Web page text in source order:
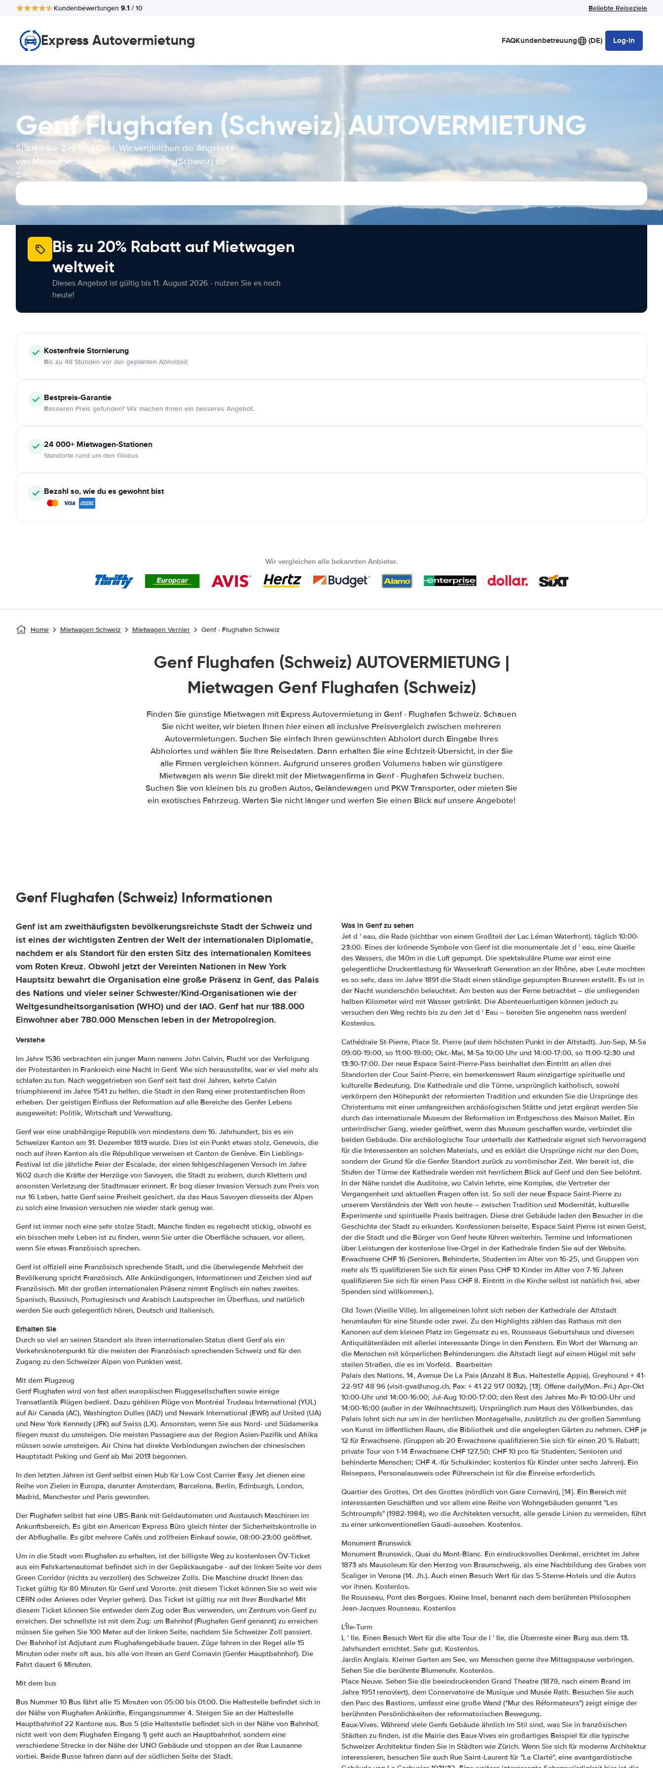
Kundenbewertungen 9.1 / 10 Beliebte Reiseziele
Express Autovermietung FAQKundenbetreuung (DE) Log-in
Genf Flughafen (Schweiz) AUTOVERMIETUNG
Sparen Sie Zeit und Geld. Wir vergleichen die Angebote
von Mietwagenfirmen in Genf Flughafen (Schweiz) für
Sie.
Bis zu 20% Rabatt auf Mietwagen
weltweit
Dieses Angebot ist gültig bis 11. August 2026 - nutzen Sie es noch
heute!
KostenfreieStornierung
Bis zu 48 Stunden vor der geplanten Abholzeit
Bestpreis-Garantie
Besseren Preis gefunden? Wir machen Ihnen ein besseres Angebot.
24 000+ Mietwagen-Stationen
Standorte rund um den Globus
Bezahl so, wie du es gewohnt bist
Wir vergleichen alle bekannten Anbieter.
Home Mietwagen Schweiz Mietwagen Vernier Genf - Flughafen Schweiz
Genf Flughafen (Schweiz) AUTOVERMIETUNG |
Mietwagen Genf Flughafen (Schweiz)
Finden Sie günstige Mietwagen mit Express Autovermietung in Genf - Flughafen Schweiz. Schauen
Sie nicht weiter, wir bieten Ihnen hier einen all inclusive Preisvergleich zwischen mehreren
Autovermietungen. Suchen Sie einfach Ihren gewünschten Abholort durch Eingabe Ihres
Abholortes und wählen Sie Ihre Reisedaten. Dann erhalten Sie eine Echtzeit-Übersicht, in der Sie
alle Firmen vergleichen können. Aufgrund unseres großen Volumens haben wir günstigere
Mietwagen als wenn Sie direkt mit der Mietwagenfirma in Genf - Flughafen Schweiz buchen.
Suchen Sie von kleinen bis zu großen Autos, Geländewagen und PKW Transporter, oder mieten Sie
ein exotisches Fahrzeug. Warten Sie nicht länger und werfen Sie einen Blick auf unsere Angebote!
Genf Flughafen (Schweiz) Informationen
Genf ist am zweithäufigsten bevölkerungsreichste Stadt der Schweiz und
ist eines der wichtigsten Zentren der Welt der internationalen Diplomatie,
nachdem er als Standort für den ersten Sitz des internationalen Komitees
vom Roten Kreuz. Obwohl jetzt der Vereinten Nationen in New York
Hauptsitz bewahrt die Organisation eine große Präsenz in Genf, das Palais
des Nations und vieler seiner Schwester/Kind-Organisationen wie der
Weltgesundheitsorganisation (WHO) und der IAO. Genf hat nur 188.000
Einwohner aber 780.000 Menschen leben in der Metropolregion.
Verstehe
Im Jahre 1536 verbrachten ein junger Mann namens John Calvin, Flucht vor der Verfolgung
der Protestanten in Frankreich eine Nacht in Genf. Wie sich herausstellte, war er viel mehr als
schlafen zu tun. Nach weggetrieben von Genf seit fast drei Jahren, kehrte Calvin
triumphierend im Jahre 1541 zu helfen, die Stadt in den Rang einer protestantischen Rom
erheben. Der geistigen Einfluss der Reformation auf alle Bereiche des Genfer Lebens
ausgeweitet: Politik, Wirtschaft und Verwaltung.
Genf war eine unabhängige Republik von mindestens dem 16. Jahrhundert, bis es ein
Schweizer Kanton am 31. Dezember 1813 wurde. Dies ist ein Punkt etwas stolz, Genevois, die
noch auf ihren Kanton als die République verweisen et Canton de Genève. Ein Lieblings-
Festival ist die jährliche Feier der Escalade, der einen fehlgeschlagenen Versuch im Jahre
1602 durch die Kräfte der Herzöge von Savoyen, die Stadt zu erobern, durch Klettern und
ansonsten Verletzung der Stadtmauer erinnert. Er bog dieser Invasion Versuch zum Preis von
nur 16 Leben, hatte Genf seine Freiheit gesichert, da das Haus Savoyen diesseits der Alpen
zu solch eine Invasion versuchen nie wieder stark genug war.
Genf ist immer noch eine sehr stolze Stadt. Manche finden es regelrecht stickig, obwohl es
ein bisschen mehr Leben ist zu finden, wenn Sie unter die Oberfläche schauen, vor allem,
wenn Sie etwas Französisch sprechen.
Genf ist offiziell eine Französisch sprechende Stadt, und die überwiegende Mehrheit der
Bevölkerung spricht Französisch. Alle Ankündigungen, Informationen und Zeichen sind auf
Französisch. Mit der großen internationalen Präsenz nimmt Englisch ein nahes zweites.
Spanisch, Russisch, Portugiesisch und Arabisch Lautsprecher im Überfluss, und natürlich
werden Sie auch gelegentlich hören, Deutsch und Italienisch.
Erhalten Sie
Durch so viel an seinen Standort als ihren internationalen Status dient Genf als ein
Verkehrsknotenpunkt für die meisten der Französisch sprechenden Schweiz und für den
Zugang zu den Schweizer Alpen von Punkten west.
Mit dem Flugzeug
Genf Flughafen wird von fast allen europäischen Fluggesellschaften sowie einige
Transatlantik Flügen bedient. Dazu gehören Flüge von Montréal Trudeau International (YUL)
auf Air Canada (AC), Washington Dulles (IAD) und Newark International (EWR) auf United (UA)
und New York Kennedy (JFK) auf Swiss (LX). Ansonsten, wenn Sie aus Nord- und Südamerika
fliegen musst du umsteigen. Die meisten Passagiere aus der Region Asien-Pazifik und Afrika
müssen sowie umsteigen. Air China hat direkte Verbindungen zwischen der chinesischen
Hauptstadt Peking und Genf ab Mai 2013 begonnen.
In den letzten Jahren ist Genf selbst einen Hub für Low Cost Carrier Easy Jet dienen eine
Reihe von Zielen in Europa, darunter Amsterdam, Barcelona, Berlin, Edinburgh, London,
Madrid, Manchester und Paris geworden.
Der Flughafen selbst hat eine UBS-Bank mit Geldautomaten und Austausch Maschinen im
Ankunftsbereich. Es gibt ein American Express Büro gleich hinter der Sicherheitskontrolle in
der Abflughalle. Es gibt mehrere Cafés und zollfreien Einkauf sowie, 08:00-23:00 geöffnet.
Um in die Stadt vom Flughafen zu erhalten, ist der billigste Weg zu kostenlosen ÖV-Ticket
aus ein Fahrkartenautomat befindet sich in der Gepäckausgabe - auf der linken Seite vor dem
Green Corridor (nichts zu verzollen) des Schweizer Zolls. Die Maschine druckt Ihnen das
Ticket gültig für 80 Minuten für Genf und Vororte. (mit diesem Ticket können Sie so weit wie
CERN oder Anieres oder Veyrier gehen). Das Ticket ist gültig nur mit Ihrer Bordkarte! Mit
diesem Ticket können Sie entweder dem Zug oder Bus verwenden, um Zentrum von Genf zu
erreichen. Der schnellste ist mit dem Zug: um Bahnhof (Flughafen Genf genannt) zu erreichen
müssen Sie gehen Sie 100 Meter auf der linken Seite, nachdem Sie Schweizer Zoll passiert.
Der Bahnhof ist Adjutant zum Flughafengebäude bauen. Züge fahren in der Regel alle 15
Minuten oder mehr oft aus, bis alle von ihnen an Genf Cornavin (Genfer Hauptbahnhof). Die
Fahrt dauert 6 Minuten.
Mit dem bus
Bus Nummer 10 Bus fährt alle 15 Minuten von 05:00 bis 01:00. Die Haltestelle befindet sich in
der Nähe von Flughafen Ankünfte, Eingangsnummer 4. Steigen Sie an der Haltestelle
Hauptbahnhof 22 Kantone aus. Bus 5 (die Haltestelle befindet sich in der Nähe von Bahnhof,
nicht weit von dem Flughafen Eingang 1) geht auch an Hauptbahnhof, sondern eine
verschiedene Strecke in der Nähe der UNO Gebäude und stoppen an der Rue Lausanne
vorbei. Beide Busse fahren dann auf der südlichen Seite der Stadt.
Was in Genf zu sehen
Jet d ' eau, die Rade (sichtbar von einem Großteil der Lac Léman Waterfront). täglich 10:00-
23:00. Eines der krönende Symbole von Genf ist die monumentale Jet d ' eau, eine Quelle
des Wassers, die 140m in die Luft gepumpt. Die spektakuläre Plume war einst eine
gelegentliche Druckentlastung für Wasserkraft Generation an der Rhône, aber Leute mochten
es so sehr, dass im Jahre 1891 die Stadt einen ständige gepumpten Brunnen erstellt. Es ist in
der Nacht wunderschön beleuchtet. Am besten aus der Ferne betrachtet – die umliegenden
halben Kilometer wird mit Wasser getränkt. Die Abenteuerlustigen können jedoch zu
versuchen den Weg rechts bis zu den Jet d ' Eau – bereiten Sie angenehm nass werden!
Kostenlos.
Cathédrale St-Pierre, Place St. Pierre (auf dem höchsten Punkt in der Altstadt). Jun-Sep, M-Sa
09:00-19:00, so 11:00-19:00; Okt.-Mai, M-Sa 10:00 Uhr und 14:00-17:00, so 11:00-12:30 und
13:30-17:00. Der neue Espace Saint-Pierre-Pass beinhaltet den Eintritt an allen drei
Standorten der Cour Saint-Pierre, ein bemerkenswert Raum einzigartige spirituelle und
kulturelle Bedeutung. Die Kathedrale und die Türme, ursprünglich katholisch, sowohl
verkörpern den Höhepunkt der reformierten Tradition und erkunden Sie die Ursprünge des
Christentums mit einer umfangreichen archäologischen Stätte und jetzt ergänzt werden Sie
durch das internationale Museum der Reformation im Erdgeschoss des Maison Mallet. Ein
unterirdischer Gang, wieder geöffnet, wenn das Museum geschaffen wurde, verbindet die
beiden Gebäude. Die archäologische Tour unterhalb der Kathedrale eignet sich hervorragend
für die Interessenten an solchen Materials, und es erklärt die Ursprünge nicht nur den Dom,
sondern der Grund für die Genfer Standort zurück zu vorrömischer Zeit. Wer bereit ist, die
Stufen der Türme der Kathedrale werden mit herrlichem Blick auf Genf und den See belohnt.
In der Nähe rundet die Auditoire, wo Calvin lehrte, eine Komplex, die Vertreter der
Vergangenheit und aktuellen Fragen offen ist. So soll der neue Espace Saint-Pierre zu
unserem Verständnis der Welt von heute – zwischen Tradition und Modernität, kulturelle
Experimente und spirituelle Praxis beitragen. Diese drei Gebäude laden den Besucher in die
Geschichte der Stadt zu erkunden. Konfessionen beiseite, Espace Saint Pierre ist einen Geist,
der die Stadt und die Bürger von Genf heute führen weiterhin. Termine und Informationen
über Leistungen der kostenlose live-Orgel in der Kathedrale finden Sie auf der Website.
Erwachsene CHF 16 (Senioren, Behinderte, Studenten im Alter von 16-25, und Gruppen von
mehr als 15 qualifizieren Sie sich für einen Pass CHF 10 Kinder im Alter von 7-16 Jahren
qualifizieren Sie sich für einen Pass CHF 8. Eintritt in die Kirche selbst ist natürlich frei, aber
Spenden sind willkommen.).
Old Town (Vieille Ville). Im allgemeinen lohnt sich neben der Kathedrale der Altstadt
herumlaufen für eine Stunde oder zwei. Zu den Highlights zählen das Rathaus mit den
Kanonen auf dem kleinen Platz im Gegensatz zu es, Rousseaus Geburtshaus und diversen
Antiquitätenläden mit allerlei interessante Dinge in den Fenstern. Ein Wort der Warnung an
die Menschen mit körperlichen Behinderungen: die Altstadt liegt auf einem Hügel mit sehr
steilen Straßen, die es im Vorfeld. Bearbeiten
Palais des Nations, 14, Avenue De La Paix (Anzahl 8 Bus, Haltestelle Appia), Greyhound + 41-
22-917 48 96 (visit-gva@unog.ch, Fax: + 41 22 917 0032), [13]. Offene daily(Mon.-Fri.) Apr-Okt
10:00-Uhr und 14:00-16:00; Jul-Aug 10:00-17:00; den Rest des Jahres Mo-Fr 10:00-Uhr und
14:00-16:00 (außer in der Weihnachtszeit). Ursprünglich zum Haus des Völkerbundes, das
Palais lohnt sich nur um in der herrlichen Montagehalle, zusätzlich zu der großen Sammlung
von Kunst im öffentlichen Raum, die Bibliothek und die angelegten Gärten zu nehmen. CHF je
12 für Erwachsene. (Gruppen ab 20 Erwachsene qualifizieren Sie sich für einen 20 % Rabatt;
private Tour von 1-14 Erwachsene CHF 127,50; CHF 10 pro für Studenten, Senioren und
behinderte Menschen; CHF 4.-für Schulkinder; kostenlos für Kinder unter sechs Jahren). Ein
Reisepass, Personalausweis oder Führerschein ist für die Einreise erforderlich.
Quartier des Grottes, Ort des Grottes (nördlich von Gare Cornavin), [14]. Ein Bereich mit
interessanten Geschäften und vor allem eine Reihe von Wohngebäuden genannt "Les
Schtroumpfs" (1982-1984), wo die Architekten versucht, alle gerade Linien zu vermeiden, führt
zu einer unkonventionellen Gaudi-aussehen. Kostenlos.
Monument Brunswick
Monument Brunswick, Quai du Mont-Blanc. Ein eindrucksvolles Denkmal, errichtet im Jahre
1873 als Mausoleum für den Herzog von Braunschweig, als eine Nachbildung des Grabes von
Scaliger in Verona (14. Jh.). Auch einen Besuch Wert für das 5-Sterne-Hotels und die Autos
vor ihnen. Kostenlos.
Ile Rousseau, Pont des Bergues. Kleine Insel, benannt nach dem berühmten Philosophen
Jean-Jacques Rousseau. Kostenlos
L'Île-Turm
L ' Ile. Einen Besuch Wert für die alte Tour de l ' Ile, die Überreste einer Burg aus dem 13.
Jahrhundert errichtet. Sehr gut. Kostenlos.
Jardin Anglais. Kleiner Garten am See, wo Menschen gerne ihre Mittagspause verbringen.
Sehen Sie die berühmte Blumenuhr. Kostenlos.
Place Neuve. Sehen Sie die beeindruckenden Grand Theatre (1879, nach einem Brand im
Jahre 1951 renoviert), dem Conservatoire de Musique und Musée Rath. Besuchen Sie auch
den Parc des Bastions, umfasst eine große Wand ("Mur des Réformateurs") zeigt einige der
berühmten Persönlichkeiten der reformatorischen Bewegung.
Eaux-Vives. Während viele Genfs Gebäude ähnlich im Stil sind, was Sie in französischen
Städten zu finden, ist die Mairie des Eaux-Vives ein großartiges Beispiel für die typische
Schweizer Architektur finden Sie in Städten wie Zürich. Wenn Sie sich für moderne Architektur
interessieren, besuchen Sie auch Rue Saint-Laurent für "La Clarté", eine avantgardistische